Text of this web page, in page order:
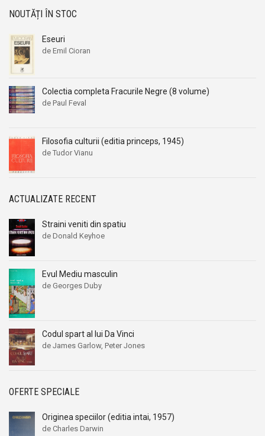
NOUTĂȚI ÎN STOC
Eseuri
de Emil Cioran
Colectia completa Fracurile Negre (8 volume)
de Paul Feval
Filosofia culturii (editia princeps, 1945)
de Tudor Vianu
ACTUALIZATE RECENT
Straini veniti din spatiu
de Donald Keyhoe
Evul Mediu masculin
de Georges Duby
Codul spart al lui Da Vinci
de James Garlow, Peter Jones
OFERTE SPECIALE
Originea speciilor (editia intai, 1957)
de Charles Darwin